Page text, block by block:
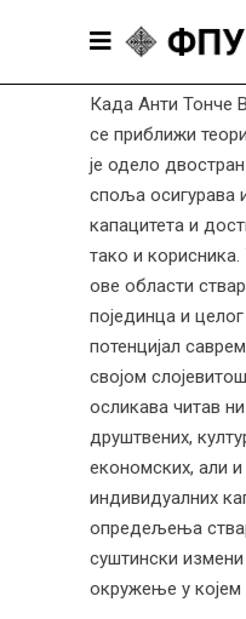
Када Анти Тонче
се приближи
је одело
споља осигурава
капацитета и
тако и корисника.
ове области
појединца и
потенцијал
својом
осликава читав
друштвених,
економских, али
индивидуалних
опредељења
суштински
окружење у којем